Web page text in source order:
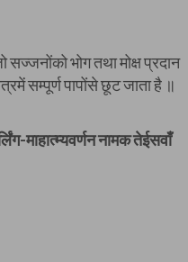
सज्जनोंको भोग तथा मोक्ष प्रदान
सम्पूर्ण पापोंसे छूट जाता है ॥
माहात्म्यवर्णन नामक तेईसवाँ